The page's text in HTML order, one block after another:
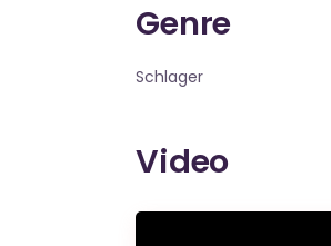
Genre
Schlager
Video